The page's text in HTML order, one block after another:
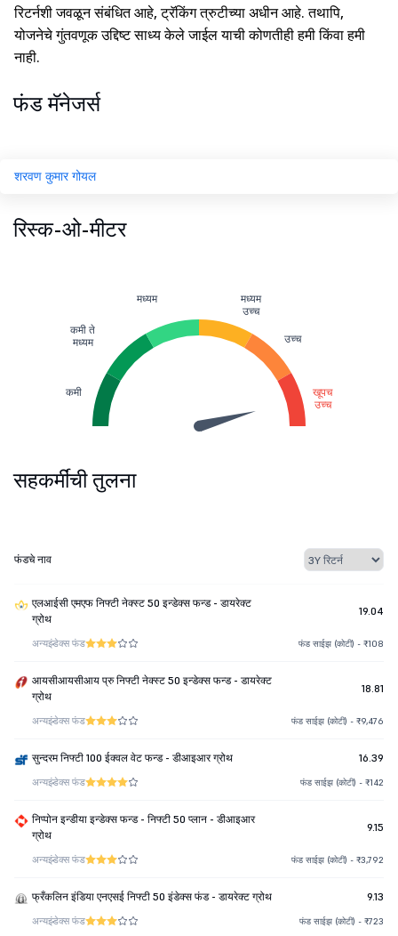
रिटर्नशी जवळून संबंधित आहे, ट्रॅकिंग त्रुटीच्या अधीन आहे. तथापि,
योजनेचे गुंतवणूक उद्दिष्ट साध्य केले जाईल याची कोणतीही हमी किंवा हमी
नाही.
फंड मॅनेजर्स
शरवण कुमार गोयल
रिस्क-ओ-मीटर
कमी
कमी ते
मध्यम
मध्यम
मध्यम
उच्च
उच्च
खूपच
उच्च
सहकर्मींची तुलना
फंडचे नाव
एलआईसी एमएफ निफ्टी नेक्स्ट 50 इन्डेक्स फन्ड - डायरेक्ट
ग्रोथ
19.04
अन्यइंडेक्स फंड फंड साईझ (कोटी) - ₹108
आयसीआयसीआय प्रु निफ्टी नेक्स्ट 50 इन्डेक्स फन्ड - डायरेक्ट
ग्रोथ
18.81
अन्यइंडेक्स फंड फंड साईझ (कोटी) - ₹9,476
सुन्दरम निफ्टी 100 ईक्वल वेट फन्ड - डीआइआर ग्रोथ 16.39
अन्यइंडेक्स फंड फंड साईझ (कोटी) - ₹142
निप्पोन इन्डीया इन्डेक्स फन्ड - निफ्टी 50 प्लान - डीआइआर
ग्रोथ
9.15
अन्यइंडेक्स फंड फंड साईझ (कोटी) - ₹3,792
फ्रँकलिन इंडिया एनएसई निफ्टी 50 इंडेक्स फंड - डायरेक्ट ग्रोथ 9.13
अन्यइंडेक्स फंड फंड साईझ (कोटी) - ₹723